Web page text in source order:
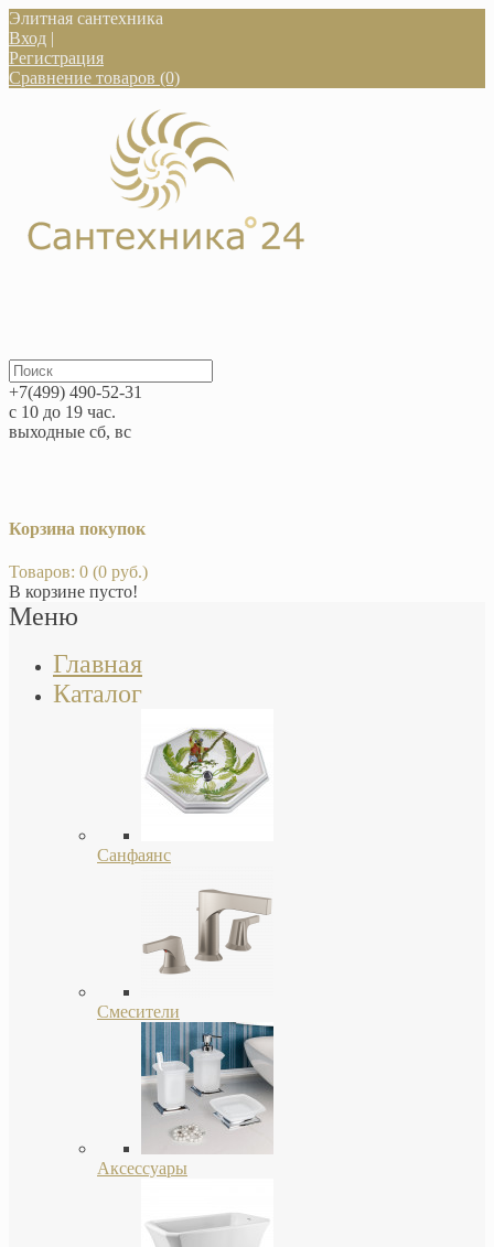
Элитная сантехника
Вход |
Регистрация
Сравнение товаров (0)
+7(499) 490-52-31
с 10 до 19 час.
выходные сб, вс
Корзина покупок
Товаров: 0 (0 руб.)
В корзине пусто!
Меню
Главная
Каталог
Санфаянс
Смесители
Аксессуары